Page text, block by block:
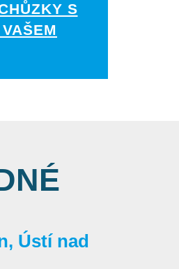
S
Ústí nad